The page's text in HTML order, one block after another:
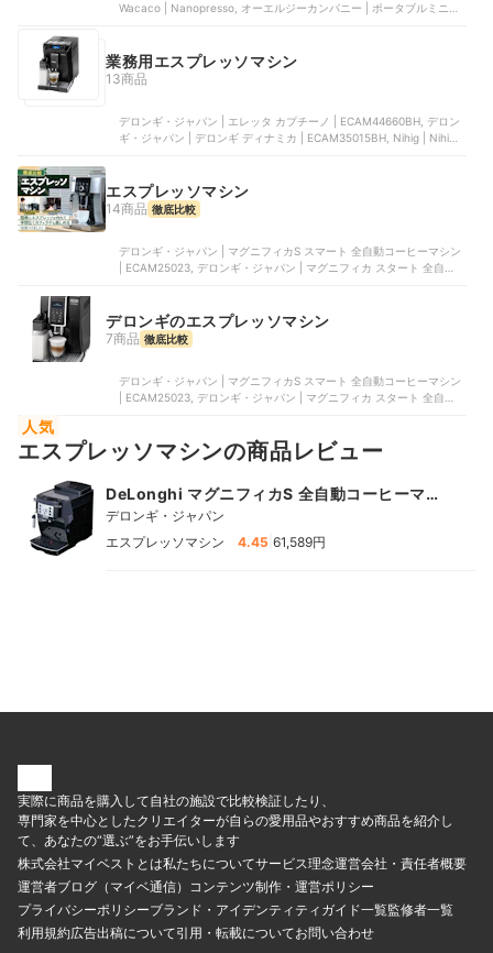
Wacaco | Nanopresso, オーエルジーカンパニー | ポータブルミニエ
業務用エスプレッソマシン
13商品
デロンギ・ジャパン | エレッタ カプチーノ | ECAM44660BH, デロン
ギ・ジャパン | デロンギ ディナミカ | ECAM35015BH, Nihig | Nihig |
コーヒーメーカー
エスプレッソマシン
14商品 徹底比較
デロンギ・ジャパン | マグニフィカS スマート 全自動コーヒーマシン
自動コーヒーマシン | ECAM23120WN, デロンギ・ジャパン | マグニ
フィカS 全自動コーヒーマシン | ECAM22112B
デロンギのエスプレッソマシン
7商品 徹底比較
デロンギ・ジャパン | マグニフィカS スマート 全自動コーヒーマシン
自動コーヒーマシン | ECAM23120WN, デロンギ・ジャパン | マグニ
フィカS 全自動コーヒーマシン | ECAM22112B
人気
エスプレッソマシンの商品レビュー
DeLonghi マグニフィカS 全自動コーヒーマシ
ン
デロンギ・ジャパン
エスプレッソマシン
4.45 61,589円
実際に商品を購入して自社の施設で比較検証したり、
専門家を中心としたクリエイターが自らの愛用品やおすすめ商品を紹介し
て、あなたの“選ぶ”をお手伝いします
株式会社マイベストとは私たちについてサービス理念運営会社・責任者概要
運営者ブログ（マイベ通信） コンテンツ制作・運営ポリシー
プライバシーポリシーブランド・アイデンティティ ガイド一覧監修者一覧
利用規約広告出稿について引用・転載についてお問い合わせ